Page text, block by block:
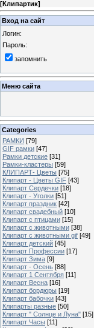
[Клипартик]
Вход на сайт
Логин:
Пароль:
запомнить
Меню сайта
Categories
РАМКИ [79]
GIF рамки [47]
Рамки детские [31]
Рамки-кластеры [59]
КЛИПАРТ- Цветы [75]
Клипарт - Цветы GIF [43]
Клипарт Сердечки [18]
Клипарт - Уголки [51]
Клипарт праздник [42]
Клипарт свадебный [10]
Клипарт с птицами [15]
Клипарт с животными [38]
Клипарт с животными gif [49]
Клипарт детский [45]
Клипарт Профессии [17]
Клипарт Зима [9]
Клипарт - Осень [88]
Клипарт 1 Сентября [11]
Клипарт Весна [16]
Клипарт бордюры [19]
Клипарт бабочки [43]
Клипарты разные [50]
Клипарт " Солнце и Луна" [15]
Клипарт Часы [11]